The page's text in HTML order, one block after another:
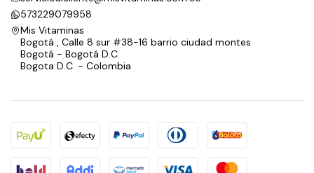
573229079958
Mis Vitaminas
Bogotá , Calle 8 sur #38-16 barrio ciudad montes
Bogotá - Bogotá D.C.
Bogota D.C. - Colombia